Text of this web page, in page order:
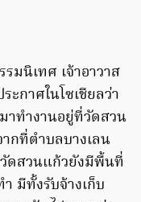
มนิเทศ เจ้าอาวาส
กาศในโซเชียลว่า
ทำงานอยู่ที่วัดสวน
กที่ตำบลบางเลน
ดสวนแก้วยังมีพื้นที่
มีทั้งรับจ้างเก็บ